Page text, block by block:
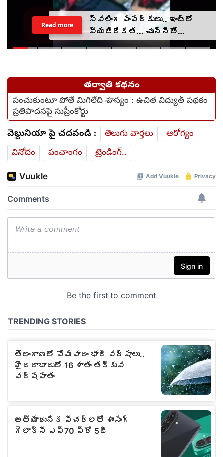
స్వలింగ సంపర్కులు.. ఇంట్లో
వ్యతిరేకత... చున్నీతో
ఉరేసుకుని ఆత్మహత్య
Read more
తర్వాతి కథనం
పంచుకుంటూ పోతే మిగిలేది శూన్యం : ఉచిత విద్యుత్ పథకం
ప్రతిపాదనపై సుప్రీంకోర్టు
వెబ్దునియా పై చదవండి : తెలుగు వార్తలు
ఆరోగ్యం
వినోదం
పంచాంగం ట్రెండింగ్..